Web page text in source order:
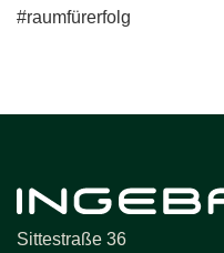
#raumfürerfolg
Sittestraße 36